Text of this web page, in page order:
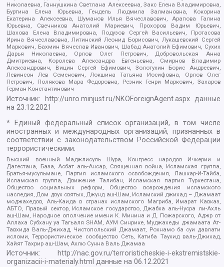
Николаевна, Ганнушкина Светлана Алексеевна, Закс Елена Владимировна,
Буртина Елена Юрьевна, Гендель Людмила Залмановна, Кокорина
Екатерина Алексеевна, Шуманов Илья Вячеславович, Арапова Галина
Юрьевна, Свечников Анатолий Мариевич, Прохоров Вадим Юрьевич,
Шахова Елена Владимировна, Подузов Сергей Васильевич, Протасова
Ирина Вячеславовна, Литинский Леонид Борисович, Лукашевский Сергей
Маркович, Бахмин Вячеслав Иванович, Шабад Анатолий Ефимович, Сухих
Дарья Николаевна, Орлов Олег Петрович, Добровольская Анна
Дмитриевна, Королева Александра Евгеньевна, Смирнов Владимир
Александрович, Вицин Сергей Ефимович, Золотухин Борис Андреевич,
Левинсон Лев Семенович, Локшина Татьяна Иосифовна, Орлов Олег
Петрович, Полякова Мара Федоровна, Резник Генри Маркович, Захаров
Герман Константинович
Источник: http://unro.minjust.ru/NKOForeignAgent.aspxданные
на23.12.2021
* Единый федеральный список организаций, в том числе
иностранных и международных организаций, признанных в
соответствии с законодательством Российской Федерации
террористическими:
Высший военный Маджлисуль Шура, Конгресс народов Ичкерии и
Дагестана, База, Асбат аль-Ансар, Священная война, Исламская группа,
Братья-мусульмане, Партия исламского освобождения, Лашкар-И-Тайба,
Исламская группа, Движение Талибан, Исламская партия Туркестана,
Общество социальных реформ, Общество возрождения исламского
наследия, Дом двух святых, Джунд аш-Шам, Исламский джихад – Джамаат
моджахедов, Аль-Каида в странах исламского Магриба, Имарат Кавказ,
АБТО, Правый сектор, Исламское государство, Джабха аль-Нусра ли-Ахль
аш-Шам, Народное ополчение имени К. Минина и Д. Пожарского, Аджр от
Аллаха Субхану уа Тагьаля SHAM, АУМ Синрике, Муджахеды джамаата Ат-
Тавхида Валь-Джихад, Чистопольский Джамаат, Рохнамо ба суи давлати
исломи, Террористическое сообщество Сеть, Катиба Таухид валь-Джихад,
Хайят Тахрир аш-Шам, Ахлю Сунна Валь Джамаа
Источник:
http://nac.gov.ru/terroristicheskie-i-ekstremistskie-
organizacii-i-materialy.html данные на06.12.2021